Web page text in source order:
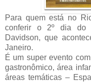
Para quem está no
conferir o 2º dia do
Davidson, que
Janeiro.
É um super evento
gastronômico, área
áreas temáticas –